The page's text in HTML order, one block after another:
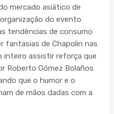
mercado asiático de
do evento
tendências de consumo
fantasias de Chapolin nas
inteiro assistir reforça que
Roberto Gómez Bolaños
que o humor e o
de mãos dadas com a